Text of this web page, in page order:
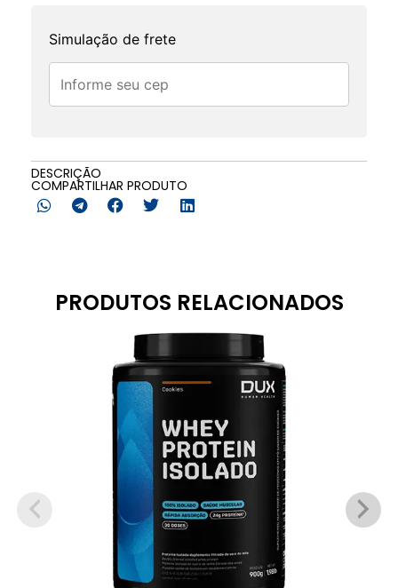
Simulação de frete
DESCRIÇÃO
COMPARTILHAR PRODUTO
PRODUTOS RELACIONADOS